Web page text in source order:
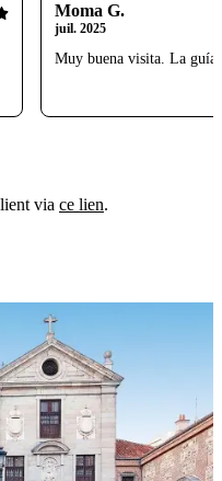
Moma G.
juil. 2025
Muy buena visita. La guía
via ce lien.